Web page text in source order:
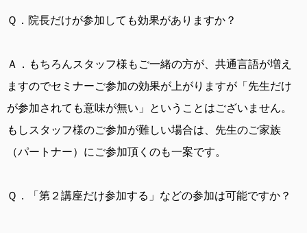
Ｑ． 院長だけが参加しても効果がありますか？
Ａ． もちろんスタッフ様もご一緒の方が、共通言語が増え
ますのでセミナーご参加の効果が上がりますが「先生だけ
が参加されても意味が無い」ということはございません。
もしスタッフ様のご参加が難しい場合は、先生のご家族
（パートナー）にご参加頂くのも一案です。
Ｑ． 「第２講座だけ参加する」などの参加は可能ですか？